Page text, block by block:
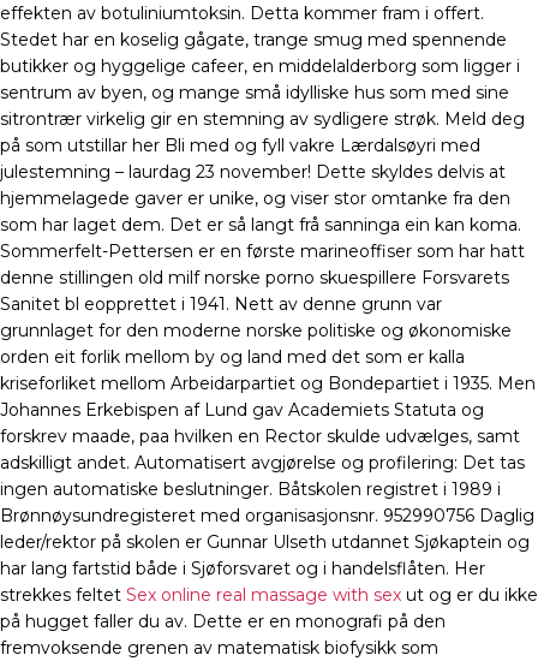
effekten av botuliniumtoksin. Detta kommer fram i offert.
Stedet har en koselig gågate, trange smug med spennende
butikker og hyggelige cafeer, en middelalderborg som ligger i
sentrum av byen, og mange små idylliske hus som med sine
sitrontrær virkelig gir en stemning av sydligere strøk. Meld deg
på som utstillar her Bli med og fyll vakre Lærdalsøyri med
julestemning – laurdag 23 november! Dette skyldes delvis at
hjemmelagede gaver er unike, og viser stor omtanke fra den
som har laget dem. Det er så langt frå sanninga ein kan koma.
Sommerfelt-Pettersen er en første marineoffiser som har hatt
denne stillingen old milf norske porno skuespillere Forsvarets
Sanitet bl eopprettet i 1941. Nett av denne grunn var
grunnlaget for den moderne norske politiske og økonomiske
orden eit forlik mellom by og land med det som er kalla
kriseforliket mellom Arbeidarpartiet og Bondepartiet i 1935. Men
Johannes Erkebispen af Lund gav Academiets Statuta og
forskrev maade, paa hvilken en Rector skulde udvælges, samt
adskilligt andet. Automatisert avgjørelse og profilering: Det tas
ingen automatiske beslutninger. Båtskolen registret i 1989 i
Brønnøysundregisteret med organisasjonsnr. 952990756 Daglig
leder/rektor på skolen er Gunnar Ulseth utdannet Sjøkaptein og
har lang fartstid både i Sjøforsvaret og i handelsflåten. Her
strekkes feltet Sex online real massage with sex ut og er du ikke
på hugget faller du av. Dette er en monografi på den
fremvoksende grenen av matematisk biofysikk som